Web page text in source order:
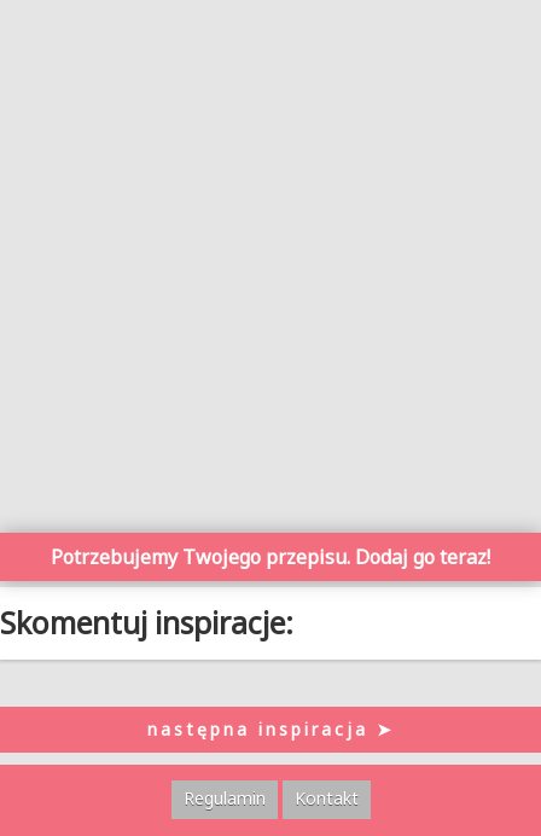
Potrzebujemy Twojego przepisu. Dodaj go teraz!
Skomentuj inspiracje:
następna inspiracja ➤
Regulamin Kontakt